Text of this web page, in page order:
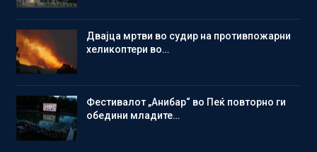
Двајца мртви во судир на противпожарни
хеликоптери во…
Фестивалот „Анибар“ во Пеќ повторно ги
обедини младите…